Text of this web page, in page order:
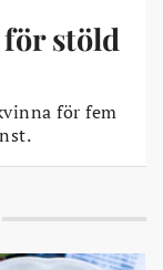
stöld
för fem